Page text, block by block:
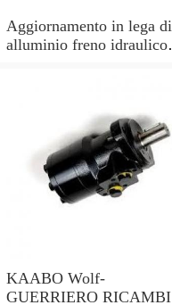
Aggiornamento in lega di
alluminio freno idraulico
KAABO Wolf-
GUERRIERO RICAMBI